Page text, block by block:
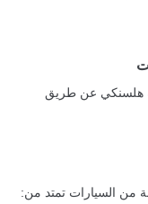
هلسنكي عن طريق
من السيارات تمتد من: